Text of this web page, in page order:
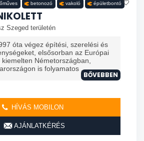
betonozó vakoló épületbontó
Szeged területén
óta végez építési, szerelési és
elsősorban az Európai
Németországban,
is folyamatos ...
BŐVEBBEN
HÍVÁS MOBILON
AJÁNLATKÉRÉS